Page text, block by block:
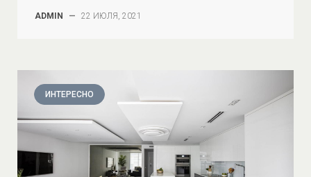
ADMIN — 22 ИЮЛЯ, 2021
ИНТЕРЕСНО